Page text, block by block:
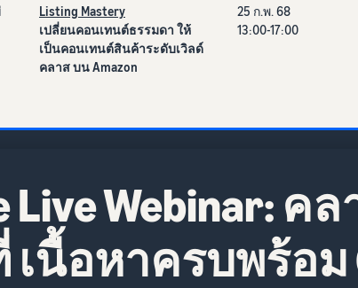
Listing Mastery
เปลี่ยนคอนเทนต์ธรรมดา ให้
เป็นคอนเทนต์สินค้าระดับเวิลด์
คลาส บน Amazon
25 ก.พ. 68
13:00-17:00
Live Webinar:
นื้อหาครบพร้อม